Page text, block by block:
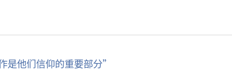
是他们信仰的重要部分”